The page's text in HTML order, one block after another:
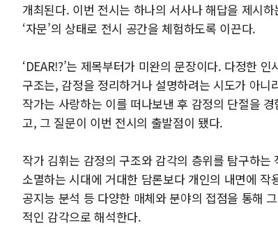
개최된다. 이번 전시는 하나의 서사나 해답을 제시
‘자문’의 상태로 전시 공간을 체험하도록 이끈다.
‘DEAR!?’는 제목부터가 미완의 문장이다. 다정한 인
구조는, 감정을 정리하거나 설명하려는 시도가 아
작가는 사랑하는 이를 떠나보낸 후 감정의 단절을
고, 그 질문이 이번 전시의 출발점이 됐다.
작가 김휘는 감정의 구조와 감각의 층위를 탐구하
소멸하는 시대에 거대한 담론보다 개인의 내면에
공지능 분석 등 다양한 매체와 분야의 접점을 통해
적인 감각으로 해석한다.